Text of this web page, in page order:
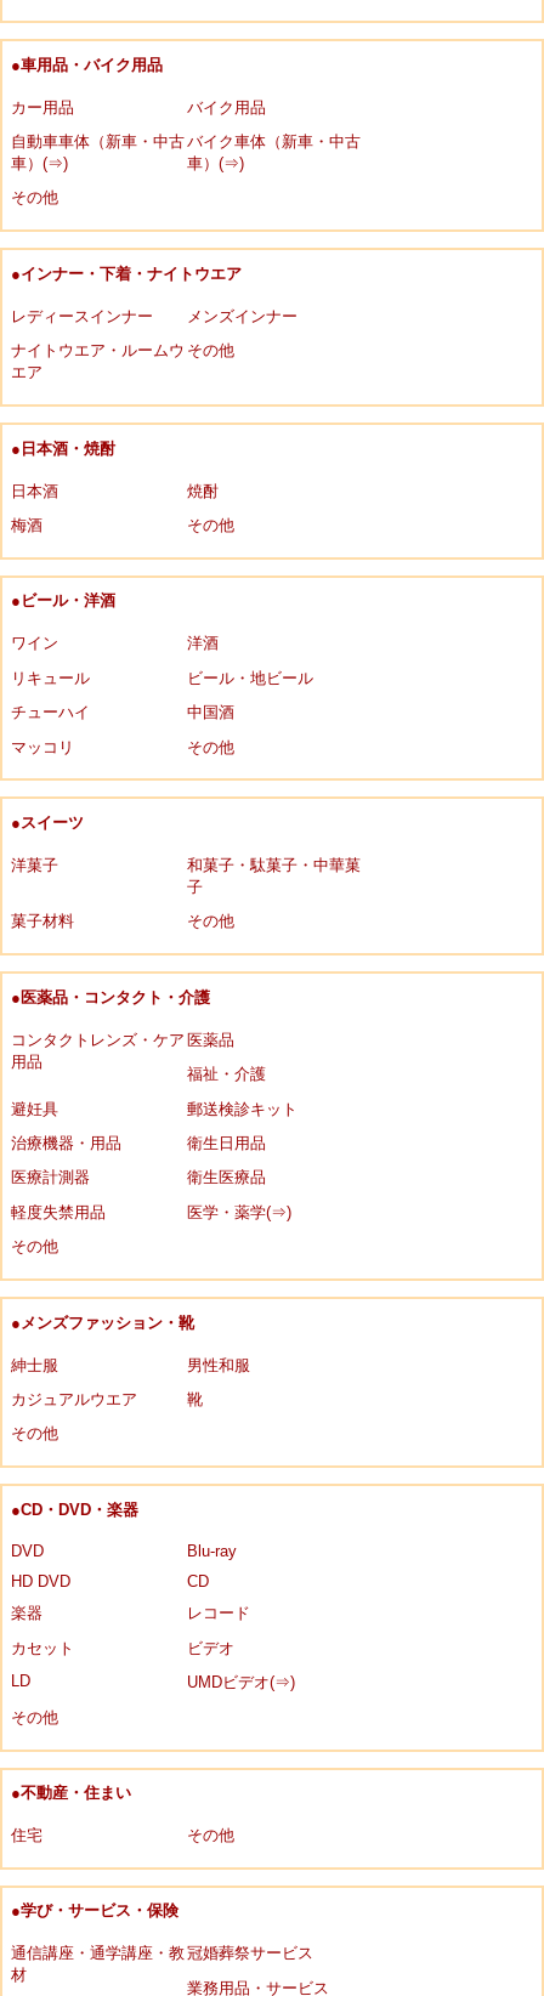
●車用品・バイク用品
カー用品
バイク用品
自動車車体（新車・中古
車）(⇒)
バイク車体（新車・中古
車）(⇒)
その他
●インナー・下着・ナイトウエア
レディースインナー
メンズインナー
ナイトウエア・ルームウ
エア
その他
●日本酒・焼酎
日本酒
焼酎
梅酒
その他
●ビール・洋酒
ワイン
洋酒
リキュール
ビール・地ビール
チューハイ
中国酒
マッコリ
その他
●スイーツ
洋菓子
和菓子・駄菓子・中華菓
子
菓子材料
その他
●医薬品・コンタクト・介護
コンタクトレンズ・ケア
用品
医薬品
福祉・介護
避妊具
郵送検診キット
治療機器・用品
衛生日用品
医療計測器
衛生医療品
軽度失禁用品
医学・薬学(⇒)
その他
●メンズファッション・靴
紳士服
男性和服
カジュアルウエア
靴
その他
●CD・DVD・楽器
DVD
Blu-ray
HD DVD
CD
楽器
レコード
カセット
ビデオ
LD
UMDビデオ(⇒)
その他
●不動産・住まい
住宅 その他
●学び・サービス・保険
通信講座・通学講座・教
材
冠婚葬祭サービス
業務用品・サービス